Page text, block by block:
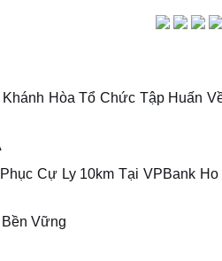
Hòa Tổ Chức Tập Huấn
Cự Ly 10km Tại VPBank Ho
Vững